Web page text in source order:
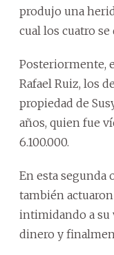
produjo una
cual los cuatro se
Posteriormente,
Rafael Ruiz, los
propiedad de
años, quien fue
6.100.000.
En esta segunda
también
intimidando a su
dinero y